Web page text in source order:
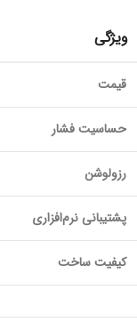
ویژگی
قیمت
حساسیت فشار
رزولوشن
پشتیبانی نرم‌افزاری
کیفیت ساخت